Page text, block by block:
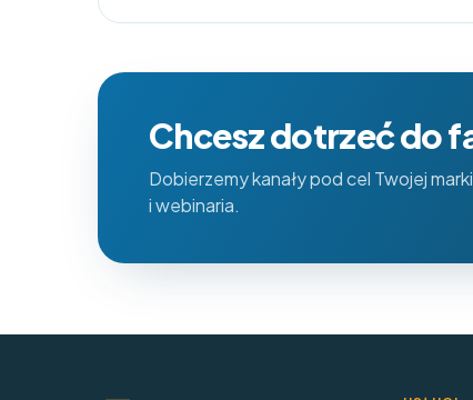
Chcesz dotrzeć do
Dobierzemy kanały pod cel Twojej
i webinaria.